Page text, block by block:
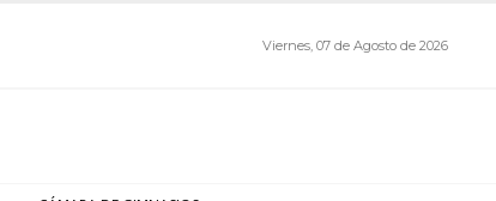
Viernes, 07 de Agosto de 2026